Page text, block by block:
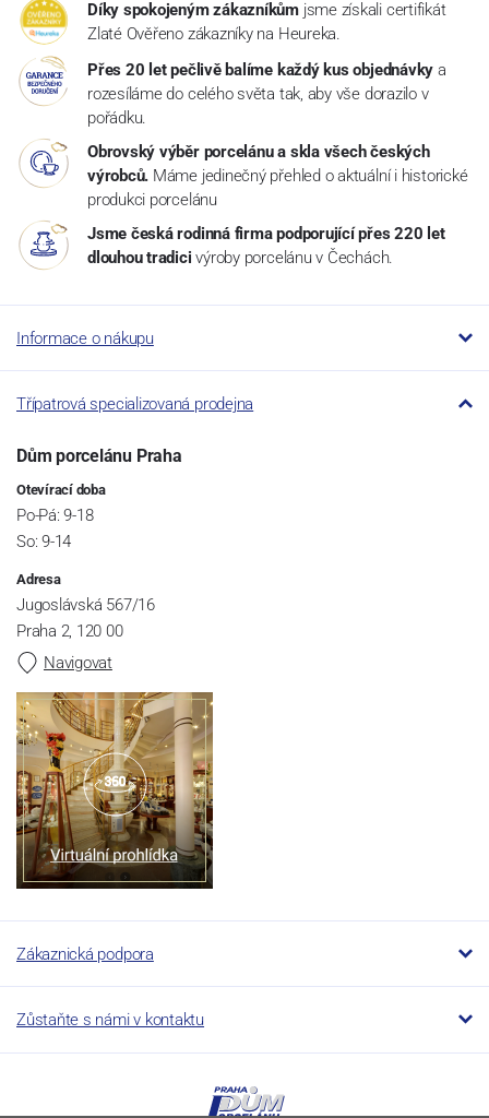
Díky spokojeným zákazníkům jsme získali certifikát
Zlaté Ověřeno zákazníky na Heureka.
Přes 20 let pečlivě balíme každý kus objednávky a
rozesíláme do celého světa tak, aby vše dorazilo v
pořádku.
Obrovský výběr porcelánu a skla všech českých
výrobců. Máme jedinečný přehled o aktuální i historické
produkci porcelánu
Jsme česká rodinná firma podporující přes 220 let
dlouhou tradici výroby porcelánu v Čechách.
Informace o nákupu
Třípatrová specializovaná prodejna
Dům porcelánu Praha
Otevírací doba
Po-Pá: 9-18
So: 9-14
Adresa
Jugoslávská 567/16
Praha 2, 120 00
Navigovat
Zákaznická podpora
Zůstaňte s námi v kontaktu